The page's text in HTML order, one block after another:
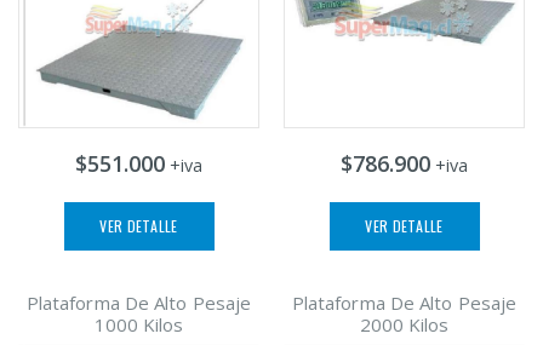
$551.000 +iva
VER DETALLE
$786.900 +iva
VER DETALLE
Plataforma De Alto Pesaje
1000 Kilos
Plataforma De Alto Pesaje
2000 Kilos